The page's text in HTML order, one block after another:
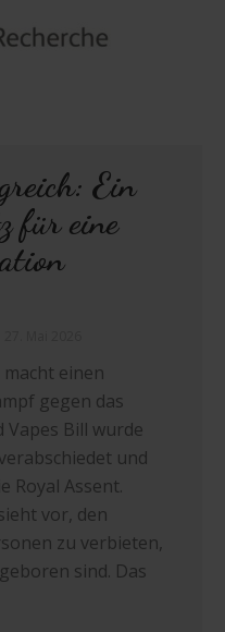
Ein
für eine
einen
gegen das
Vapes Bill wurde
und
Royal Assent.
vor, den
zu verbieten,
sind. Das